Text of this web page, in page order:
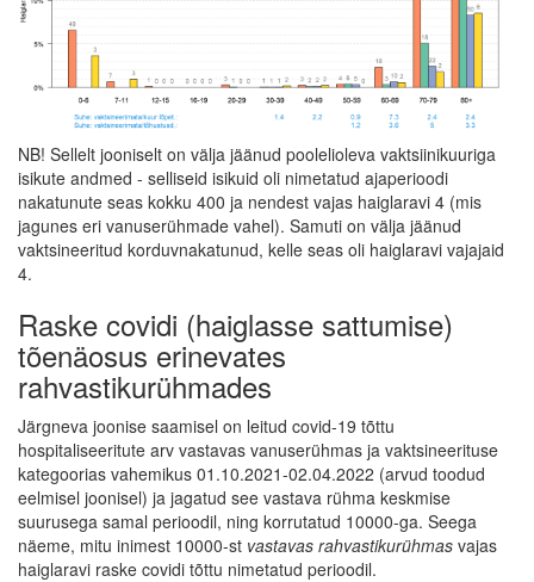
NB! Sellelt jooniselt on välja jäänud poolelioleva vaktsiinikuuriga
isikute andmed - selliseid isikuid oli nimetatud ajaperioodi
nakatunute seas kokku 400 ja nendest vajas haiglaravi 4 (mis
jagunes eri vanuserühmade vahel). Samuti on välja jäänud
vaktsineeritud korduvnakatunud, kelle seas oli haiglaravi vajajaid
4.
Raske covidi (haiglasse sattumise)
tõenäosus erinevates
rahvastikurühmades
Järgneva joonise saamisel on leitud covid-19 tõttu
hospitaliseeritute arv vastavas vanuserühmas ja vaktsineerituse
kategoorias vahemikus 01.10.2021-02.04.2022 (arvud toodud
eelmisel joonisel) ja jagatud see vastava rühma keskmise
suurusega samal perioodil, ning korrutatud 10000-ga. Seega
näeme, mitu inimest 10000-st vastavas rahvastikurühmas vajas
haiglaravi raske covidi tõttu nimetatud perioodil.